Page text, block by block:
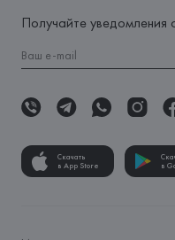
Получайте уведомления
Скачать
в App Store
в